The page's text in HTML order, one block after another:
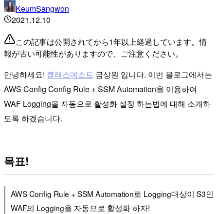
KeumSangwon
2021.12.10
この記事は公開されてから1年以上経過しています。情
報が古い可能性がありますので、ご注意ください。
안녕하세요! 클래스메소드 금상원 입니다. 이번 블로그에서는
AWS Config Config Rule + SSM Automation을 이용하여
WAF Logging을 자동으로 활성화 설정 하는법에 대해 소개하
도록 하겠습니다.
목표!
AWS Config Rule + SSM Automation로 Logging대상이 S3인
WAF의 Logging을 자동으로 활성화 하자!